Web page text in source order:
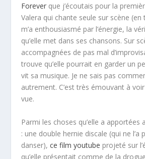
Forever que j’écoutais pour la
Valera qui chante seule sur scène
m’a enthousiasmé par l’énergie, la
qu’elle met dans ses chansons. Sur
accompagnées de pas mal
trouve qu’elle pourrait en garder un
vit sa musique. Je ne sais pas
autrement. C’est très émouvant à
vue.
Parmi les choses qu’elle a apportées
: une double hernie discale (qui ne l’a
danser),ce film youtube projeté sur
qu’elle présentait comme de la